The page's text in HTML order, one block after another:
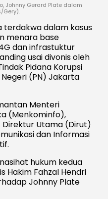
Johnny Gerard Plate dalam
Gery).
terdakwa dalam kasus
menara base
dan infrastuktur
usai divonis oleh
Pidana Korupsi
(PN) Jakarta
Menteri
(Menkominfo),
Direktur Utama (Dirut)
dan Informasi
hukum kedua
Hakim Fahzal Hendri
Johnny Plate